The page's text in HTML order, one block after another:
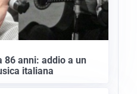
86 anni: addio a un
italiana